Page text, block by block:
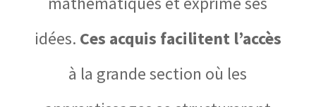
idées. Ces acquis facilitent l’accès
à la grande section où les